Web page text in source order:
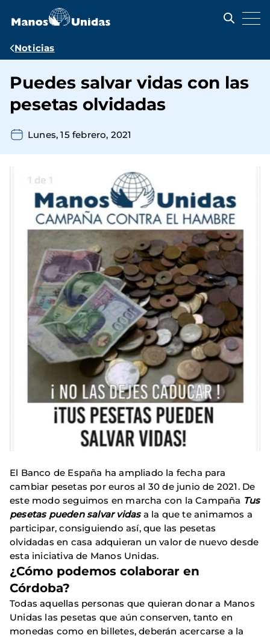
contenido
Ruta
navegación
Noticias
Puedes salvar vidas con las
pesetas olvidadas
Lunes, 15 febrero, 2021
El Banco de España ha ampliado la fecha para
cambiar pesetas por euros al 30 de junio de 2021. De
este modo seguimos en marcha con la Campaña Tus
pesetas pueden salvar vidasa la que te animamos a
participar, consiguiendo así, que las pesetas
olvidadas en casa adquieran un valor de nuevo desde
esta iniciativa de Manos Unidas.
¿Cómo podemos colaborar en
Córdoba?
Todas aquellas personas que quieran donar a Manos
Unidas las pesetas que aún conserven, tanto en
monedas como en billetes, deberán acercarse a la